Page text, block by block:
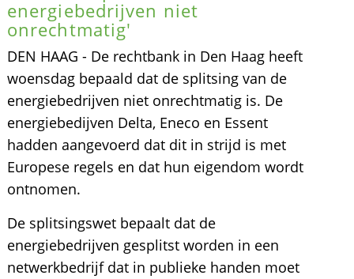
energiebedrijven niet
onrechtmatig'
DEN HAAG - De rechtbank in Den Haag heeft
woensdag bepaald dat de splitsing van de
energiebedrijven niet onrechtmatig is. De
energiebedijven Delta, Eneco en Essent
hadden aangevoerd dat dit in strijd is met
Europese regels en dat hun eigendom wordt
ontnomen.
De splitsingswet bepaalt dat de
energiebedrijven gesplitst worden in een
netwerkbedrijf dat in publieke handen moet